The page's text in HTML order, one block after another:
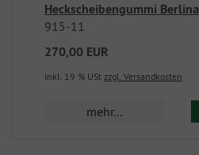
Heckscheibengummi Berlina
915-11
270,00 EUR
inkl. 19 % USt zzgl. Versandkosten
mehr...